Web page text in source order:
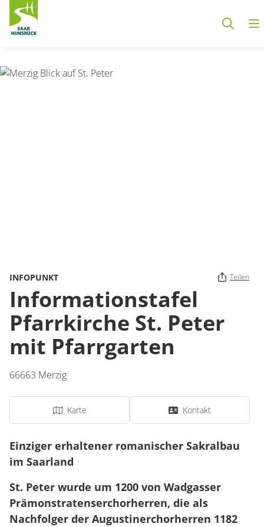
INFOPUNKT Teilen
Informationstafel
Pfarrkirche St. Peter
mit Pfarrgarten
66663 Merzig
Karte Kontakt
Einziger erhaltener romanischer Sakralbau
im Saarland
St. Peter wurde um 1200 von Wadgasser
Prämonstratenserchorherren, die als
Nachfolger der Augustinerchorherren 1182